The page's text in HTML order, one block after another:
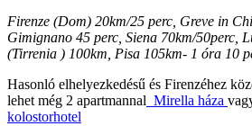
Firenze (Dom) 20km/25 perc, Greve in
Gimignano 45 perc, Siena 70km/50perc,
(Tirrenia ) 100km, Pisa 105km- 1 óra 10
Hasonló elhelyezkedésű és Firenzéhez
lehet még 2 apartmannal Mirella háza
kolostorhotel